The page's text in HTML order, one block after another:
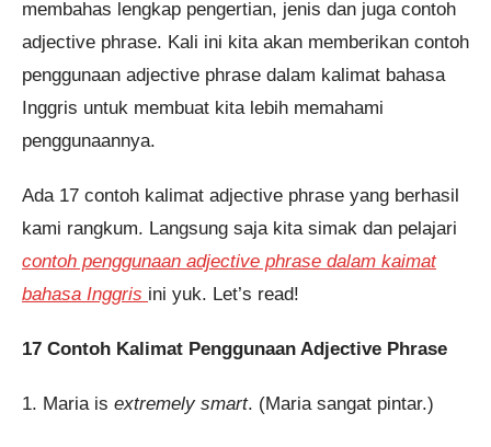
membahas lengkap pengertian, jenis dan juga contoh
adjective phrase. Kali ini kita akan memberikan contoh
penggunaan adjective phrase dalam kalimat bahasa
Inggris untuk membuat kita lebih memahami
penggunaannya.
Ada 17 contoh kalimat adjective phrase yang berhasil
kami rangkum. Langsung saja kita simak dan pelajari
contoh penggunaan adjective phrase dalam kaimat
bahasa Inggris ini yuk. Let’s read!
17 Contoh Kalimat Penggunaan Adjective Phrase
1. Maria is extremely smart. (Maria sangat pintar.)